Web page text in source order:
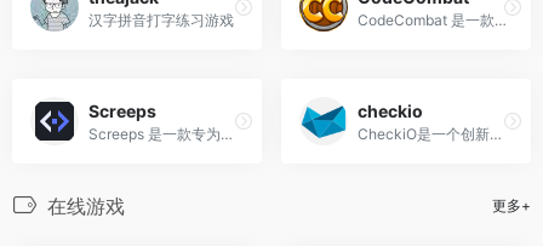
汉字拼音打字练习游戏 CodeCombat 是一款以游戏化场景为核心的青少年编程学习平台，致力于让零基础学习者逐步成长为编程高手。
Screeps
Screeps 是一款专为程序员打造的 MMO 沙盒游戏，其名称意为 “脚本化 creep（游戏单位）”，核心玩法是通过编写 JavaScript 代码来控制殖民地的单位 AI。
checkio
CheckiO是一个创新的编程游戏学习平台，通过游戏化的方式帮助用户提升Python和TypeScript技能。
在线游戏 更多+